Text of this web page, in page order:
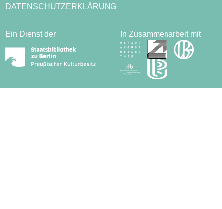
DATENSCHUTZERKLÄRUNG
Ein Dienst der In Zusammenarbeit mit